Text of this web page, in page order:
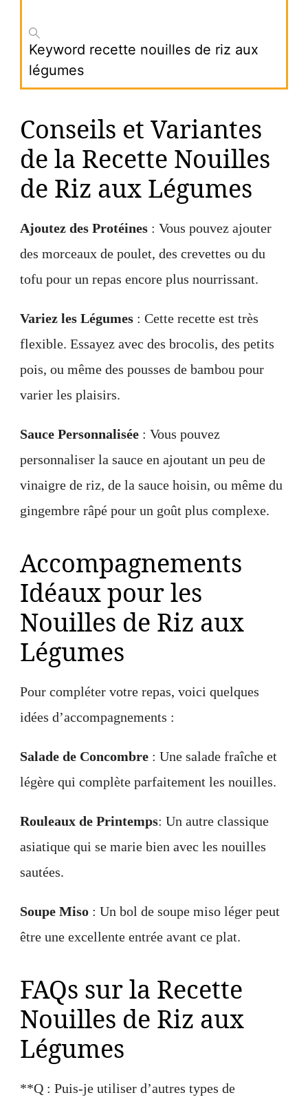
Keyword recette nouilles de riz aux
légumes
Conseils et Variantes
de la Recette Nouilles
de Riz aux Légumes
Ajoutez des Protéines : Vous pouvez ajouter
des morceaux de poulet, des crevettes ou du
tofu pour un repas encore plus nourrissant.
Variez les Légumes : Cette recette est très
flexible. Essayez avec des brocolis, des petits
pois, ou même des pousses de bambou pour
varier les plaisirs.
Sauce Personnalisée : Vous pouvez
personnaliser la sauce en ajoutant un peu de
vinaigre de riz, de la sauce hoisin, ou même du
gingembre râpé pour un goût plus complexe.
Accompagnements
Idéaux pour les
Nouilles de Riz aux
Légumes
Pour compléter votre repas, voici quelques
idées d’accompagnements :
Salade de Concombre : Une salade fraîche et
légère qui complète parfaitement les nouilles.
Rouleaux de Printemps: Un autre classique
asiatique qui se marie bien avec les nouilles
sautées.
Soupe Miso : Un bol de soupe miso léger peut
être une excellente entrée avant ce plat.
FAQs sur la Recette
Nouilles de Riz aux
Légumes
**Q : Puis-je utiliser d’autres types de